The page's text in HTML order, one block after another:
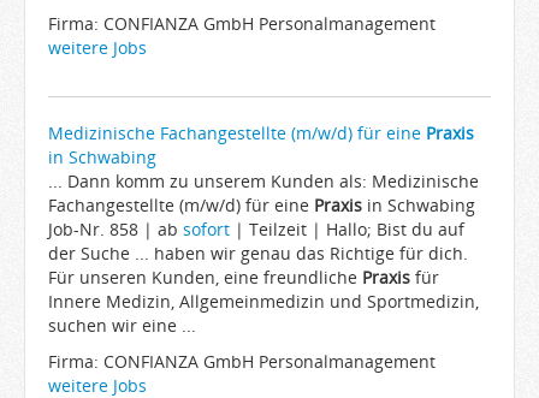
Firma: CONFIANZA GmbH Personalmanagement
weitere Jobs
Medizinische Fachangestellte (m/w/d) für eine Praxis
in Schwabing
... Dann komm zu unserem Kunden als: Medizinische
Fachangestellte (m/w/d) für eine Praxis in Schwabing
Job-Nr. 858 | ab sofort | Teilzeit | Hallo; Bist du auf
der Suche ... haben wir genau das Richtige für dich.
Für unseren Kunden, eine freundliche Praxis für
Innere Medizin, Allgemeinmedizin und Sportmedizin,
suchen wir eine ...
Firma: CONFIANZA GmbH Personalmanagement
weitere Jobs